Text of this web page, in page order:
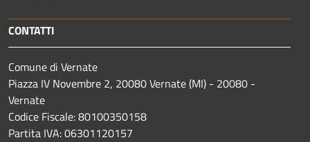
CONTATTI
Comune di Vernate
Piazza IV Novembre 2, 20080 Vernate (MI) - 20080 -
Vernate
Codice Fiscale: 80100350158
Partita IVA: 06301120157